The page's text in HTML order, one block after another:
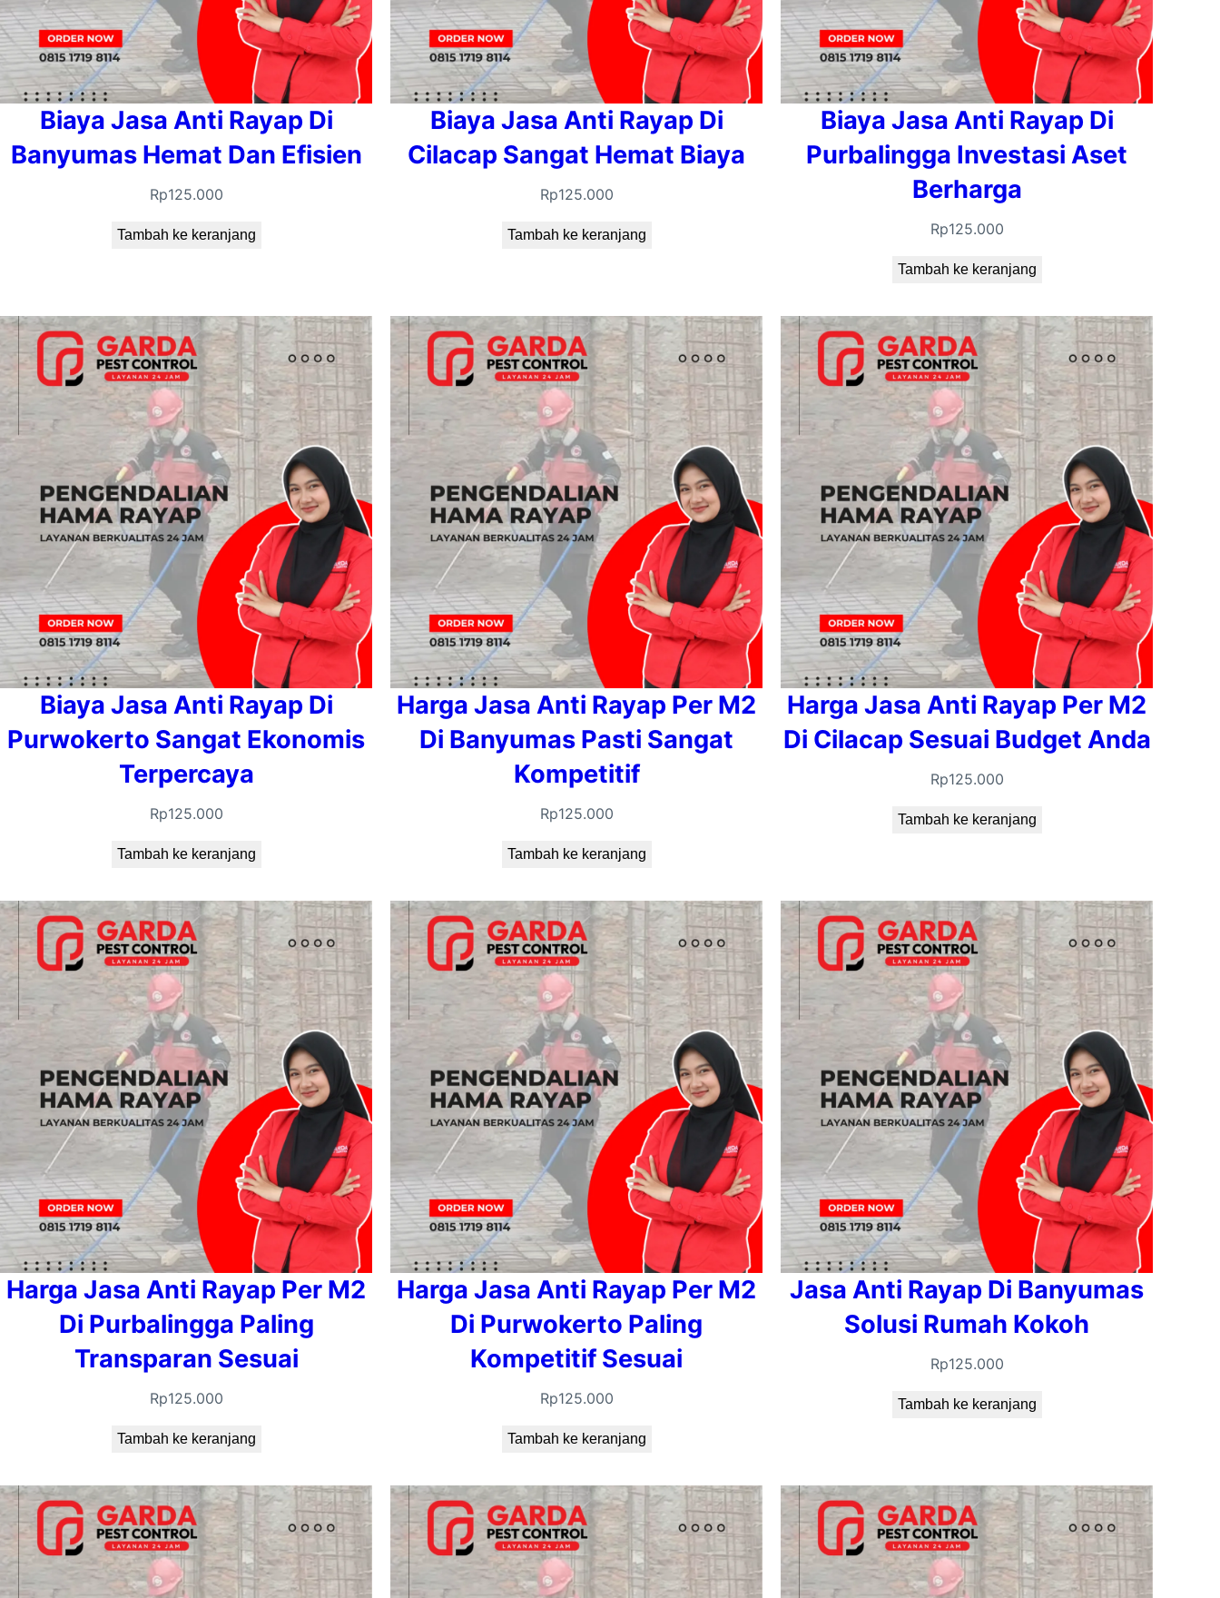
Biaya Jasa Anti Rayap Di
Banyumas Hemat Dan Efisien
Rp125.000
Tambah ke keranjang
Biaya Jasa Anti Rayap Di
Cilacap Sangat Hemat Biaya
Rp125.000
Tambah ke keranjang
Biaya Jasa Anti Rayap Di
Purbalingga Investasi Aset
Berharga
Rp125.000
Tambah ke keranjang
Biaya Jasa Anti Rayap Di
Purwokerto Sangat Ekonomis
Terpercaya
Rp125.000
Tambah ke keranjang
Harga Jasa Anti Rayap Per M2
Di Banyumas Pasti Sangat
Kompetitif
Rp125.000
Tambah ke keranjang
Harga Jasa Anti Rayap Per M2
Di Cilacap Sesuai Budget Anda
Rp125.000
Tambah ke keranjang
Harga Jasa Anti Rayap Per M2
Di Purbalingga Paling
Transparan Sesuai
Rp125.000
Tambah ke keranjang
Harga Jasa Anti Rayap Per M2
Di Purwokerto Paling
Kompetitif Sesuai
Rp125.000
Tambah ke keranjang
Jasa Anti Rayap Di Banyumas
Solusi Rumah Kokoh
Rp125.000
Tambah ke keranjang